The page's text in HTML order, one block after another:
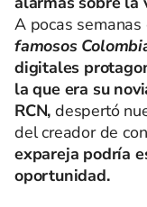
A pocas
famosos
digitales
la que era su
RCN, despertó
del creador de
expareja podría
oportunidad.